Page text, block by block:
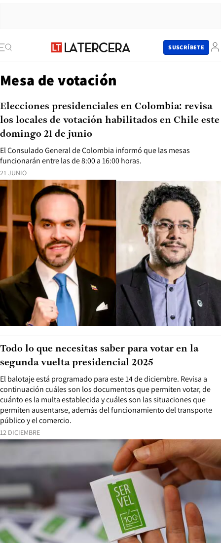
SUSCRÍBETE
Mesa de votación
21 JUNIO
El Consulado General de Colombia informó que las mesas
funcionarán entre las de 8:00 a 16:00 horas.
Elecciones presidenciales en Colombia: revisa
los locales de votación habilitados en Chile este
domingo 21 de junio
12 DICIEMBRE
El balotaje está programado para este 14 de diciembre. Revisa a
continuación cuáles son los documentos que permiten votar, de
cuánto es la multa establecida y cuáles son las situaciones que
permiten ausentarse, además del funcionamiento del transporte
público y el comercio.
Todo lo que necesitas saber para votar en la
segunda vuelta presidencial 2025